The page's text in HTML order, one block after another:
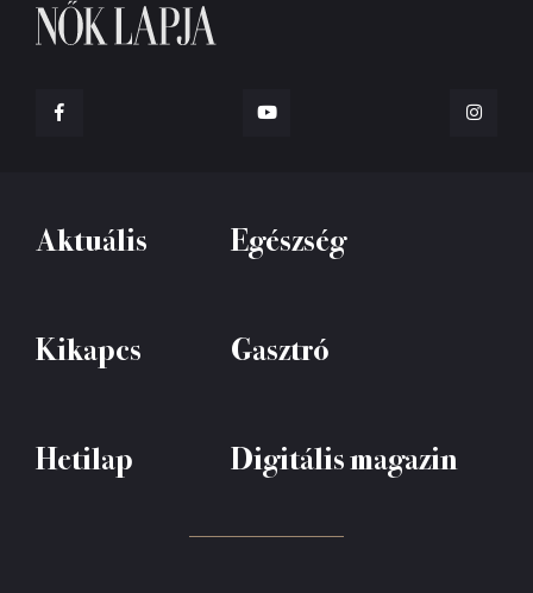
Aktuális Egészség
Kikapcs Gasztró
Hetilap Digitális magazin